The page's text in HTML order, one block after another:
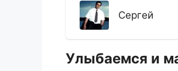
Сергей
Улыбаемся и